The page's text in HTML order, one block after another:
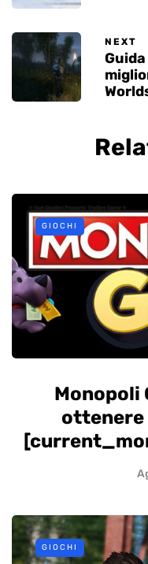
NEXT
GIOCHI
Monopoli
ottenere
GIOCHI